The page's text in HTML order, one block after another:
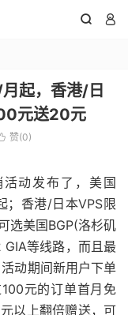
 
起，香港/日
元送20元
赞(0)
动发布了，美国
；香港/日本VPS限
选美国BGP(洛杉矶
等线路，而且最
动期间新用户下单
元的订单首月免
以上翻倍赠送，可